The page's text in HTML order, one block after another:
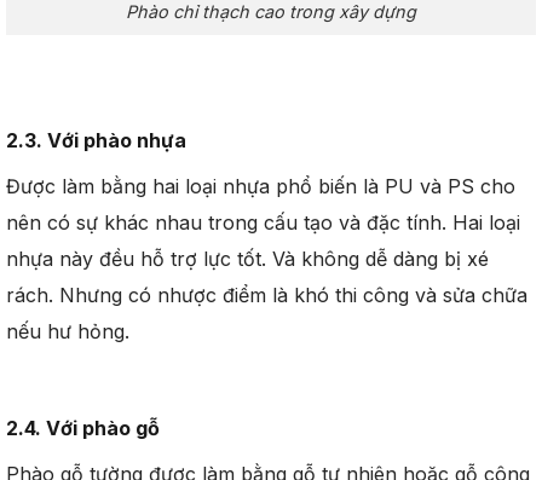
Phào chỉ thạch cao trong xây dựng
2.3. Với phào nhựa
Được làm bằng hai loại nhựa phổ biến là PU và PS cho
nên có sự khác nhau trong cấu tạo và đặc tính. Hai loại
nhựa này đều hỗ trợ lực tốt. Và không dễ dàng bị xé
rách. Nhưng có nhược điểm là khó thi công và sửa chữa
nếu hư hỏng.
2.4. Với phào gỗ
Phào gỗ tường được làm bằng gỗ tự nhiên hoặc gỗ công